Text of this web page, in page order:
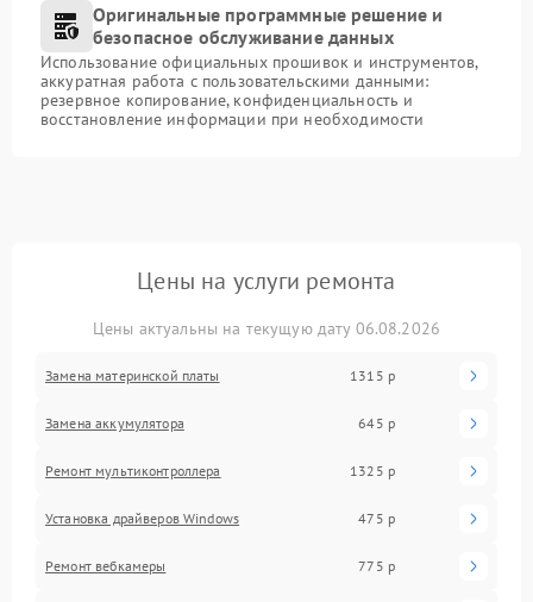
Оригинальные программные решение и
безопасное обслуживание данных
Использование официальных прошивок и инструментов,
аккуратная работа с пользовательскими данными:
резервное копирование, конфиденциальность и
восстановление информации при необходимости
Цены на услуги ремонта
Цены актуальны на текущую дату 06.08.2026
Замена материнской платы 1315 р
Замена аккумулятора 645 р
Ремонт мультиконтроллера 1325 р
Установка драйверов Windows 475 р
Ремонт вебкамеры 775 р